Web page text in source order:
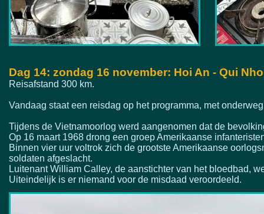
Dag 14: zondag 16 november: Hoi An - Qui
Reisafstand 300 km.
Vandaag staat een reisdag op het programma, met
Tijdens de Vietnamoorlog werd aangenomen dat de
Op 16 maart 1968 drong een groep Amerikaanse
Binnen vier uur voltrok zich de grootste Amerikaanse
soldaten afgeslacht.
Luitenant William Calley, de aanstichter van het bloedbad,
Uiteindelijk is er niemand voor de misdaad veroordeeld.